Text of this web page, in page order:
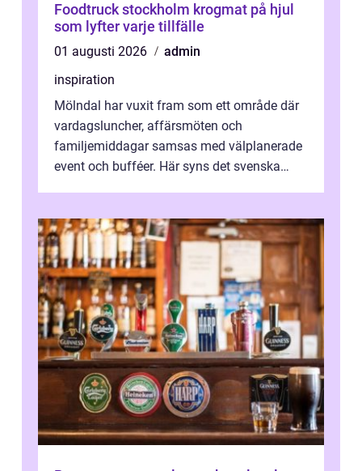
Foodtruck stockholm krogmat på hjul
som lyfter varje tillfälle
01 augusti 2026
admin
inspiration
Mölndal har vuxit fram som ett område där
vardagsluncher, affärsmöten och
familjemiddagar samsas med välplanerade
event och bufféer. Här syns det svenska